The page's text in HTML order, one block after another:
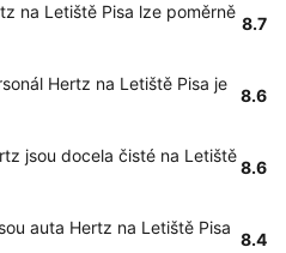
na Letiště Pisa lze poměrně
8.7
Hertz na Letiště Pisa je
8.6
jsou docela čisté na Letiště
8.6
auta Hertz na Letiště Pisa
8.4